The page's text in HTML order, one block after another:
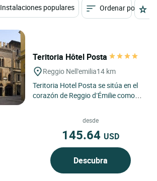
Instalaciones populares Ordenar por
Teritoria Hôtel Posta
Reggio Nell'emilia14 km
Teritoria Hotel Posta se sitúa en el
corazón de Reggio d’Émilie como
desde
145.64 USD
Descubra